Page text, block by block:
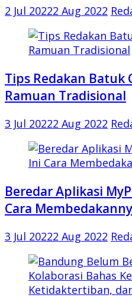
2 Jul 20222 Aug 2022
Tips Redakan Batuk
Ramuan Tradisional
3 Jul 20222 Aug 2022
Beredar Aplikasi
Cara
3 Jul 20222 Aug 2022